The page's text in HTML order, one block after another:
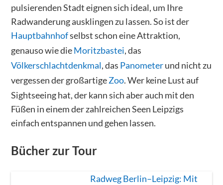
pulsierenden Stadt eignen sich ideal, um Ihre
Radwanderung ausklingen zu lassen. So ist der
Hauptbahnhofselbst schon eine Attraktion,
genauso wie dieMoritzbastei, das
Völkerschlachtdenkmal, das Panometerund nicht zu
vergessen der großartigeZoo. Wer keine Lust auf
Sightseeing hat, der kann sich aber auch mit den
Füßen in einem der zahlreichen Seen Leipzigs
einfach entspannen und gehen lassen.
Bücher zur Tour
Radweg Berlin–Leipzig: Mit